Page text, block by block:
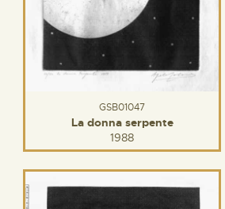
GSB01047
La donna serpente
1988